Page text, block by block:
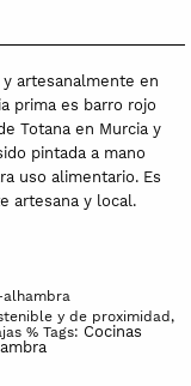
artesanalmente en
prima es barro rojo
Totana en Murcia y
pintada a mano
uso alimentario. Es
artesana y local.
y de proximidad,
% Tags: Cocinas